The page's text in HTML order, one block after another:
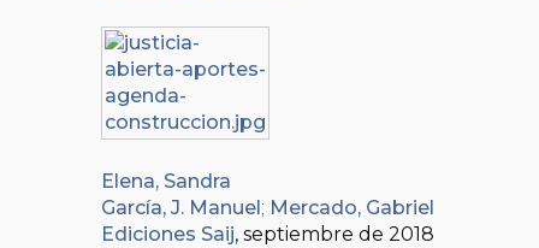
Elena, Sandra
García, J. Manuel ; Mercado, Gabriel
Ediciones Saij, septiembre de 2018